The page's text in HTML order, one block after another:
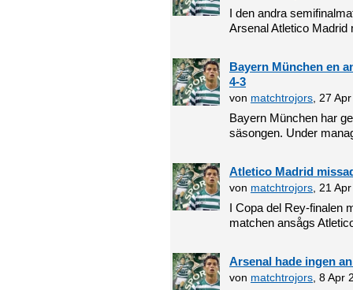
I den andra
Arsenal Atletico Madrid
Bayern München en
4-3
von matchtrojors , 27
Bayern München har
säsongen. Under
Atletico Madrid
von matchtrojors , 21
I Copa del Rey-finalen
matchen ansågs
Arsenal hade ingen
von matchtrojors , 8 Apr